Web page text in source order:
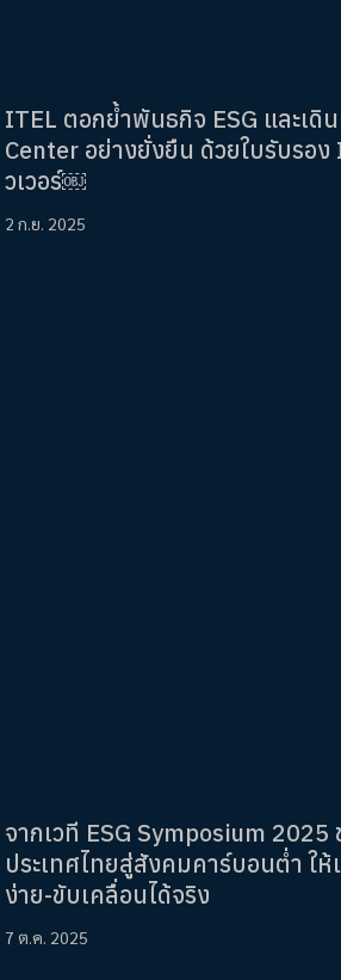
ITEL ตอกย้ำพันธกิจ ESG และเดิ
Center อย่างยั่งยืน ด้วยใบรับรอง
วเวอร์￼
2 ก.ย. 2025
จากเวที ESG Symposium 2025
ประเทศไทยสู่สังคมคาร์บอนต่ำ ให้
ง่าย-ขับเคลื่อนได้จริง
7 ต.ค. 2025